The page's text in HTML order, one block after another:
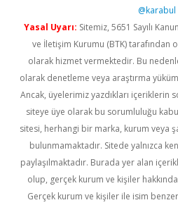
@karabul
Yasal Uyarı: Sitemiz, 5651 Sayılı
ve İletişim Kurumu (BTK) tarafından
olarak hizmet vermektedir. Bu
olarak denetleme veya araştırma
Ancak, üyelerimiz yazdıkları içeriklerin
siteye üye olarak bu sorumluluğu
sitesi, herhangi bir marka, kurum veya
bulunmamaktadır. Sitede yalnızca
paylaşılmaktadır. Burada yer alan
olup, gerçek kurum ve kişiler
Gerçek kurum ve kişiler ile isim